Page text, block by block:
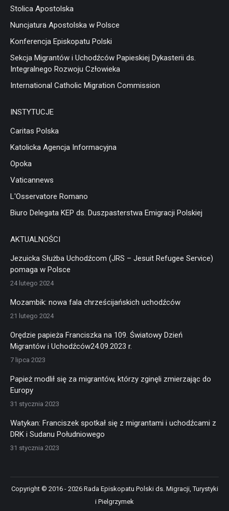
Stolica Apostolska
Nuncjatura Apostolska w Polsce
Konferencja Episkopatu Polski
Sekcja Migrantów i Uchodźców Papieskiej Dykasterii ds.
Integralnego Rozwoju Człowieka
International Catholic Migration Commission
INSTYTUCJE
Caritas Polska
Katolicka Agencja Informacyjna
Opoka
Vaticannews
L'Osservatore Romano
Biuro Delegata KEP ds. Duszpasterstwa Emigracji Polskiej
AKTUALNOŚCI
Jezuicka Służba Uchodźcom (JRS – Jesuit Refugee Service)
pomaga w Polsce
24 lutego 2024
Mozambik: nowa fala chrześcijańskich uchodźców
21 lutego 2024
Orędzie papieża Franciszka na 109. Światowy Dzień
Migrantów i Uchodźców24.09.2023 r.
7 lipca 2023
Papież modlił się za migrantów, którzy zginęli zmierzając do
Europy
31 stycznia 2023
Watykan: Franciszek spotkał się z migrantami i uchodźcami z
DRK i Sudanu Południowego
31 stycznia 2023
Copyright © 2016 - 2026 Rada Episkopatu Polski ds. Migracji, Turystyki
i Pielgrzymek